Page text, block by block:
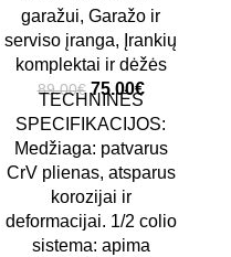
garažui, Garažo ir
serviso įranga, Įrankių
komplektai ir dėžės
89.00€ 75.00€
TECHNINĖS
SPECIFIKACIJOS:
Medžiaga: patvarus
CrV plienas, atsparus
korozijai ir
deformacijai. 1/2 colio
sistema: apima